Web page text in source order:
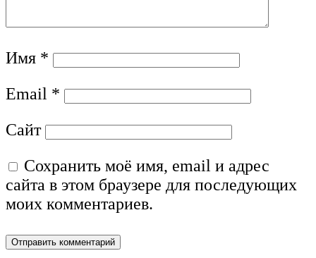
Имя *
Email *
Сайт
Сохранить моё имя, email и адрес
сайта в этом браузере для последующих
моих комментариев.